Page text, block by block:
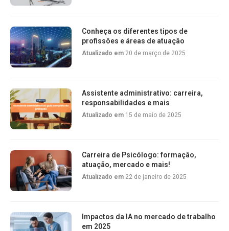
Conheça os diferentes tipos de
profissões e áreas de atuação
Atualizado em 20 de março de 2025
Assistente administrativo: carreira,
responsabilidades e mais
Atualizado em 15 de maio de 2025
Carreira de Psicólogo: formação,
atuação, mercado e mais!
Atualizado em 22 de janeiro de 2025
Impactos da IA no mercado de trabalho
em 2025